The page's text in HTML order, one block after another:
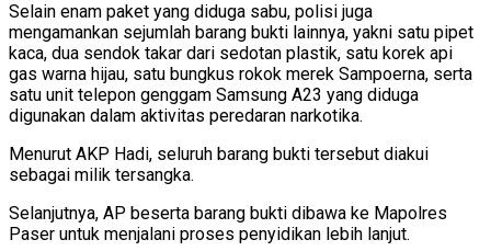
Selain enam paket yang diduga sabu, polisi juga
mengamankan sejumlah barang bukti lainnya, yakni satu pipet
kaca, dua sendok takar dari sedotan plastik, satu korek api
gas warna hijau, satu bungkus rokok merek Sampoerna, serta
satu unit telepon genggam Samsung A23 yang diduga
digunakan dalam aktivitas peredaran narkotika.
Menurut AKP Hadi, seluruh barang bukti tersebut diakui
sebagai milik tersangka.
Selanjutnya, AP beserta barang bukti dibawa ke Mapolres
Paser untuk menjalani proses penyidikan lebih lanjut.